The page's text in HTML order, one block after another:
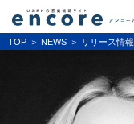
TOP NEWS リリース情報